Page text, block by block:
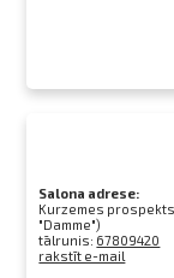
Salona adrese:
Kurzemes
"Damme")
tālrunis: 67809420
rakstīt e-mail